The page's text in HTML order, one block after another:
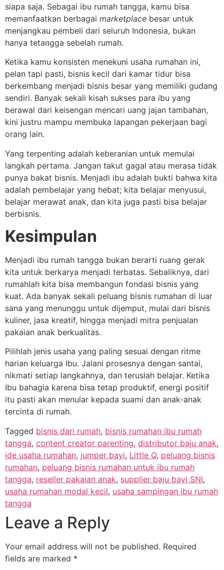
siapa saja. Sebagai ibu rumah tangga, kamu bisa
memanfaatkan berbagai marketplace besar untuk
menjangkau pembeli dari seluruh Indonesia, bukan
hanya tetangga sebelah rumah.
Ketika kamu konsisten menekuni usaha rumahan ini,
pelan tapi pasti, bisnis kecil dari kamar tidur bisa
berkembang menjadi bisnis besar yang memiliki gudang
sendiri. Banyak sekali kisah sukses para ibu yang
berawal dari keisengan mencari uang jajan tambahan,
kini justru mampu membuka lapangan pekerjaan bagi
orang lain.
Yang terpenting adalah keberanian untuk memulai
langkah pertama. Jangan takut gagal atau merasa tidak
punya bakat bisnis. Menjadi ibu adalah bukti bahwa kita
adalah pembelajar yang hebat; kita belajar menyusui,
belajar merawat anak, dan kita juga pasti bisa belajar
berbisnis.
Kesimpulan
Menjadi ibu rumah tangga bukan berarti ruang gerak
kita untuk berkarya menjadi terbatas. Sebaliknya, dari
rumahlah kita bisa membangun fondasi bisnis yang
kuat. Ada banyak sekali peluang bisnis rumahan di luar
sana yang menunggu untuk dijemput, mulai dari bisnis
kuliner, jasa kreatif, hingga menjadi mitra penjualan
pakaian anak berkualitas.
Pilihlah jenis usaha yang paling sesuai dengan ritme
harian keluarga Ibu. Jalani prosesnya dengan santai,
nikmati setiap langkahnya, dan teruslah belajar. Ketika
Ibu bahagia karena bisa tetap produktif, energi positif
itu pasti akan menular kepada suami dan anak-anak
tercinta di rumah.
Tagged bisnis dari rumah, bisnis rumahan ibu rumah
tangga, content creator parenting, distributor baju anak,
ide usaha rumahan, jumper bayi, Little Q, peluang bisnis
rumahan, peluang bisnis rumahan untuk ibu rumah
tangga, reseller pakaian anak, supplier baju bayi SNI,
usaha rumahan modal kecil, usaha sampingan ibu rumah
tangga
Leave a Reply
Your email address will not be published. Required
fields are marked *